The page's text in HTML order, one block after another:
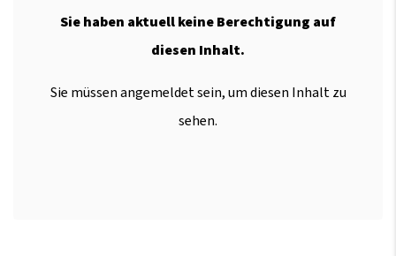
Sie haben aktuell keine Berechtigung auf
diesen Inhalt.
Sie müssen angemeldet sein, um diesen Inhalt zu
sehen.